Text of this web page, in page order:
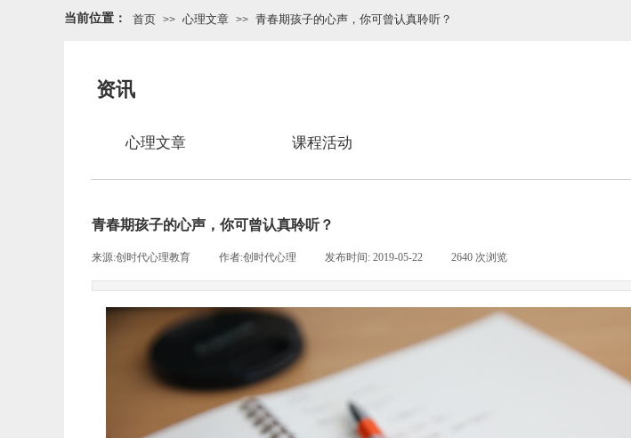
首页 >> 心理文章 >> 青春期孩子的心声，你可曾认真聆听？
当前位置：
资讯
心理文章 课程活动
青春期孩子的心声，你可曾认真聆听？
来源:创时代心理教育 作者:创时代心理 发布时间: 2019-05-22 2640 次浏览